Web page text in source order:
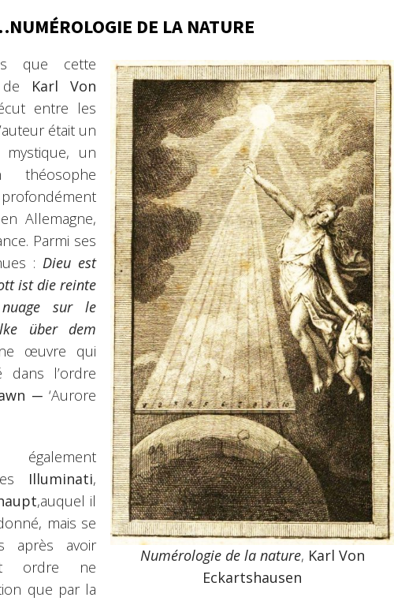
DE LA NATURE
Numérologie de la nature, Karl Von
Eckartshausen
que cette
Karl Von
entre les
était un
mystique, un
Allemagne,
Parmi ses
: Dieu est
ist die reinte
sur le
über dem
œuvre qui
l’ordre
─ ‘Aurore
également
Illuminati,
,auquel il
mais se
après avoir
ordre ne
que par la